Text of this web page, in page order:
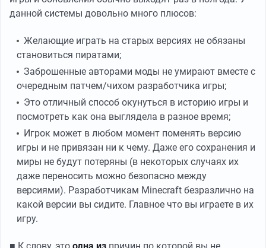
данной системы довольно много плюсов:
Желающие играть на старых версиях не обязаны
становиться пиратами;
Заброшенные авторами моды не умирают вместе с
очередным патчем/чихом разработчика игры;
Это отличный способ окунуться в историю игры и
посмотреть как она выглядела в разное время;
Игрок может в любом момент поменять версию
игры и не привязан ни к чему. Даже его сохранения и
миры не будут потеряны (в некоторых случаях их
даже переносить можно безопасно между
версиями). Разработчикам Minecraft безразлично на
какой версии вы сидите. Главное что вы играете в их
игру.